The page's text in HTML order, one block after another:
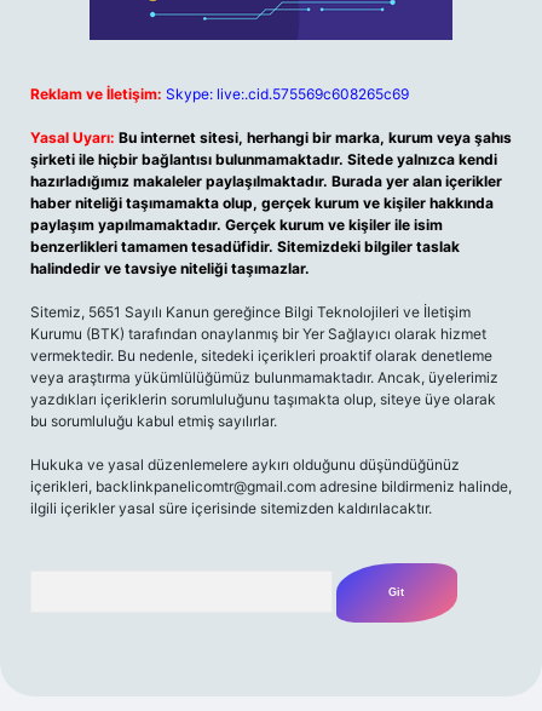
Reklam ve İletişim: Skype: live:.cid.575569c608265c69
Yasal Uyarı: Bu internet sitesi, herhangi bir marka, kurum veya şahıs
şirketi ile hiçbir bağlantısı bulunmamaktadır. Sitede yalnızca kendi
hazırladığımız makaleler paylaşılmaktadır. Burada yer alan içerikler
haber niteliği taşımamakta olup, gerçek kurum ve kişiler hakkında
paylaşım yapılmamaktadır. Gerçek kurum ve kişiler ile isim
benzerlikleri tamamen tesadüfidir. Sitemizdeki bilgiler taslak
halindedir ve tavsiye niteliği taşımazlar.
Sitemiz, 5651 Sayılı Kanun gereğince Bilgi Teknolojileri ve İletişim
Kurumu (BTK) tarafından onaylanmış bir Yer Sağlayıcı olarak hizmet
vermektedir. Bu nedenle, sitedeki içerikleri proaktif olarak denetleme
veya araştırma yükümlülüğümüz bulunmamaktadır. Ancak, üyelerimiz
yazdıkları içeriklerin sorumluluğunu taşımakta olup, siteye üye olarak
bu sorumluluğu kabul etmiş sayılırlar.
Hukuka ve yasal düzenlemelere aykırı olduğunu düşündüğünüz
içerikleri, backlinkpanelicomtr@gmail.com adresine bildirmeniz halinde,
ilgili içerikler yasal süre içerisinde sitemizden kaldırılacaktır.